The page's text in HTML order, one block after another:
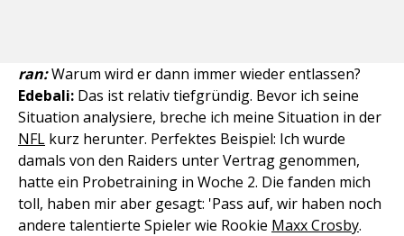
ran:Warum wird er dann immer wieder entlassen?
Edebali: Das ist relativ tiefgründig. Bevor ich seine
Situation analysiere, breche ich meine Situation in der
NFL kurz herunter. Perfektes Beispiel: Ich wurde
damals von den Raiders unter Vertrag genommen,
hatte ein Probetraining in Woche 2. Die fanden mich
toll, haben mir aber gesagt: 'Pass auf, wir haben noch
andere talentierte Spieler wie Rookie Maxx Crosby.